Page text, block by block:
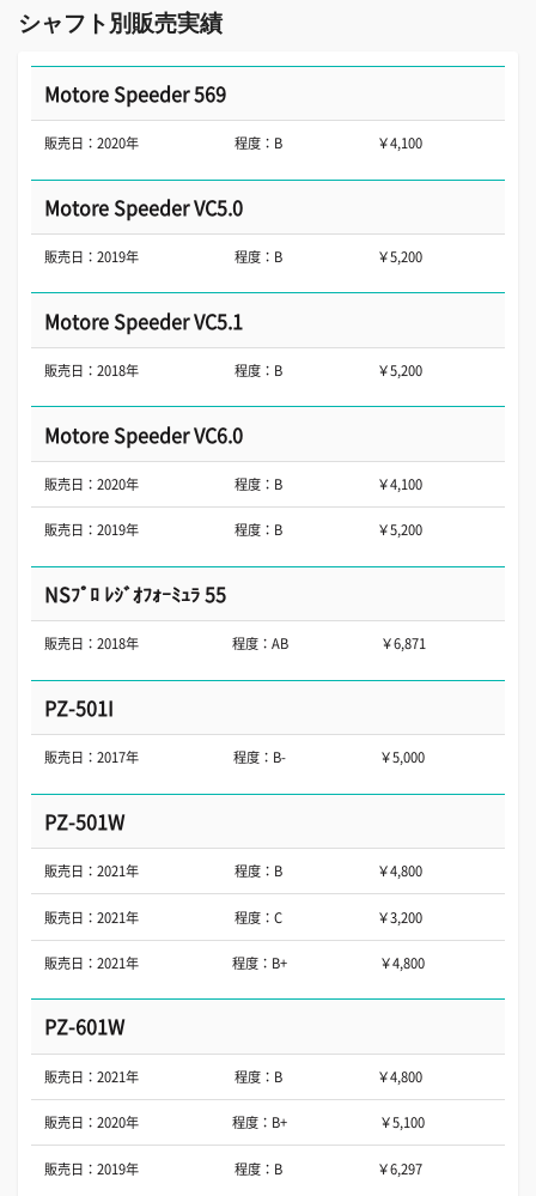
シャフト別販売実績
Motore Speeder 569
販売日：2020年 程度：B ￥4,100
Motore Speeder VC5.0
販売日：2019年 程度：B ￥5,200
Motore Speeder VC5.1
販売日：2018年 程度：B ￥5,200
Motore Speeder VC6.0
販売日：2020年 程度：B ￥4,100
販売日：2019年 程度：B ￥5,200
NSﾌﾟﾛ ﾚｼﾞｵﾌｫｰﾐｭﾗ 55
販売日：2018年 程度：AB ￥6,871
PZ-501I
販売日：2017年 程度：B- ￥5,000
PZ-501W
販売日：2021年 程度：B ￥4,800
販売日：2021年 程度：C ￥3,200
販売日：2021年 程度：B+ ￥4,800
PZ-601W
販売日：2021年 程度：B ￥4,800
販売日：2020年 程度：B+ ￥5,100
販売日：2019年 程度：B ￥6,297